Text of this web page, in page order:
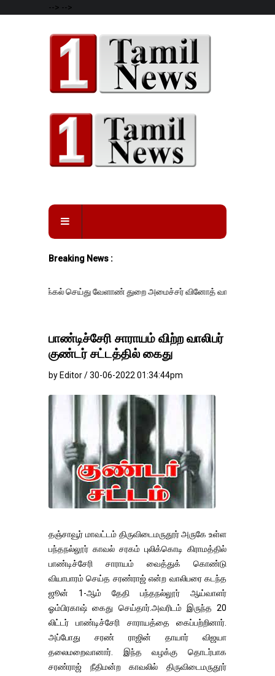
--> -->
Breaking News :
செய்து வேளாண் துறை அமைச்சர் வினோத் வாசித்து வருகிறார். �.
பாண்டிச்சேரி சாராயம் விற்ற வாலிபர்
குண்டர் சட்டத்தில் கைது
by Editor / 30-06-2022 01:34:44pm
தஞ்சாவூர் மாவட்டம் திருவிடைமருதூர் அருகே உள்ள
பந்தநல்லூர் காவல் சரகம் புலிக்கொடி கிராமத்தில்
பாண்டிச்சேரி சாராயம் வைத்துக் கொண்டு
வியாபாரம் செய்த சரண்ராஜ் என்ற வாலிபரை கடந்த
ஜூன் 1-ஆம் தேதி பந்தநல்லூர் ஆய்வாளர்
ஓம்பிரகாஷ் கைது செய்தார்.அவரிடம் இருந்த 20
லிட்டர் பாண்டிச்சேரி சாராயத்தை கைப்பற்றினார்.
அப்போது சரண் ராஜின் தாயார் விஜயா
தலைமறைவானார். இந்த வழக்கு தொடர்பாக
சரண்ராஜ் நீதிமன்ற காவலில் திருவிடைமருதூர்